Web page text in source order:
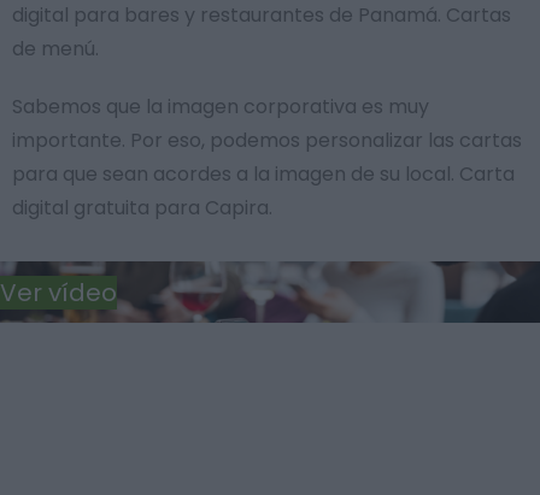
digital para bares y restaurantes de Panamá. Cartas
de menú.
Sabemos que la imagen corporativa es muy
importante. Por eso, podemos personalizar las cartas
para que sean acordes a la imagen de su local. Carta
digital gratuita para Capira.
Ver vídeo